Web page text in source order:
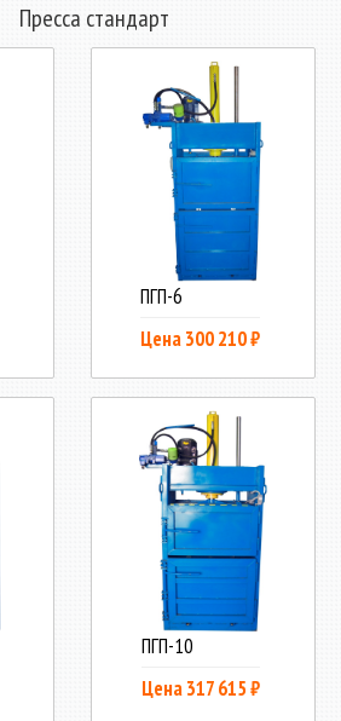
Пресса стандарт
ПГП-6
Цена 300 210 ₽
ПГП-10
Цена 317 615 ₽